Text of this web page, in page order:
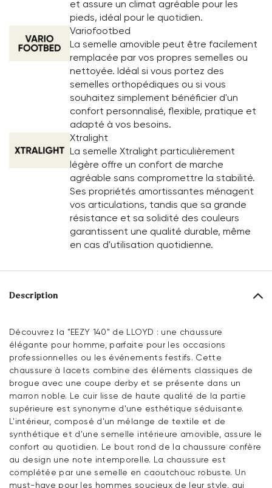
et assure un climat agréable pour les
pieds, idéal pour le quotidien.
Variofootbed
La semelle amovible peut être facilement
remplacée par vos propres semelles ou
nettoyée. Idéal si vous portez des
semelles orthopédiques ou si vous
souhaitez simplement bénéficier d'un
confort personnalisé, flexible, pratique et
adapté à vos besoins.
Xtralight
La semelle Xtralight particulièrement
légère offre un confort de marche
agréable sans compromettre la stabilité.
Ses propriétés amortissantes ménagent
vos articulations, tandis que sa grande
résistance et sa solidité des couleurs
garantissent une qualité durable, même
en cas d'utilisation quotidienne.
Description
Découvrez la "EEZY 140" de LLOYD : une chaussure
élégante pour homme, parfaite pour les occasions
professionnelles ou les événements festifs. Cette
chaussure à lacets combine des éléments classiques de
brogue avec une coupe derby et se présente dans un
marron noble. Le cuir lisse de haute qualité de la partie
supérieure est synonyme d'une esthétique séduisante.
L'intérieur, composé d'un mélange de textile et de
synthétique et d'une semelle intérieure amovible, assure le
confort au quotidien. Le bout rond de la chaussure confère
au design une note intemporelle. La chaussure est
complétée par une semelle en caoutchouc robuste. Un
must-have pour les hommes soucieux de leur style, qui